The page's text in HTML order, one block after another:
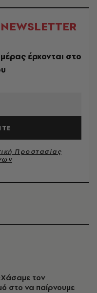
τον
στο να παίρνουμε
έρχονται στο
Προστασίας